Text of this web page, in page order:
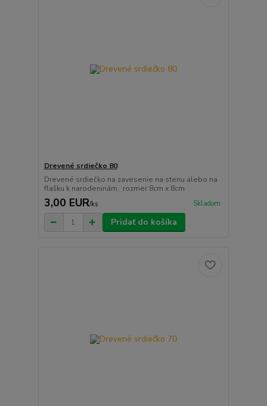
Drevené srdiečko 80
Drevené srdiečko na zavesenie na stenu alebo na
fľašku k narodeninám. rozmer:8cm x 8cm
3,00 EUR/ks Skladom
Pridať do košíka